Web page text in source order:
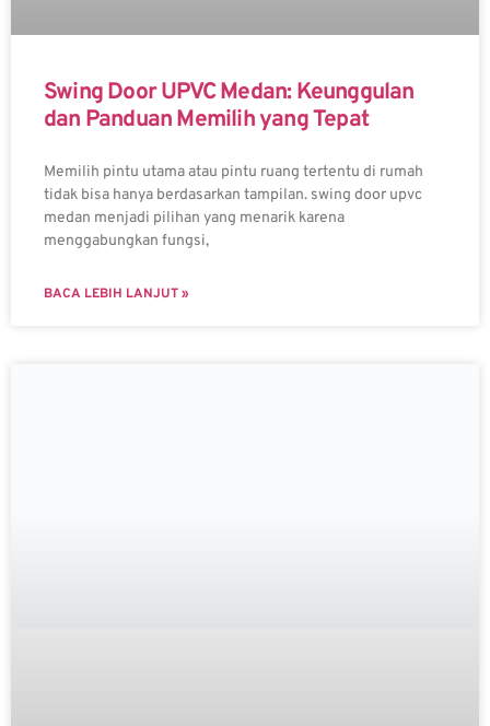
Swing Door UPVC Medan: Keunggulan
dan Panduan Memilih yang Tepat
Memilih pintu utama atau pintu ruang tertentu di rumah
tidak bisa hanya berdasarkan tampilan. swing door upvc
medan menjadi pilihan yang menarik karena
menggabungkan fungsi,
BACA LEBIH LANJUT »